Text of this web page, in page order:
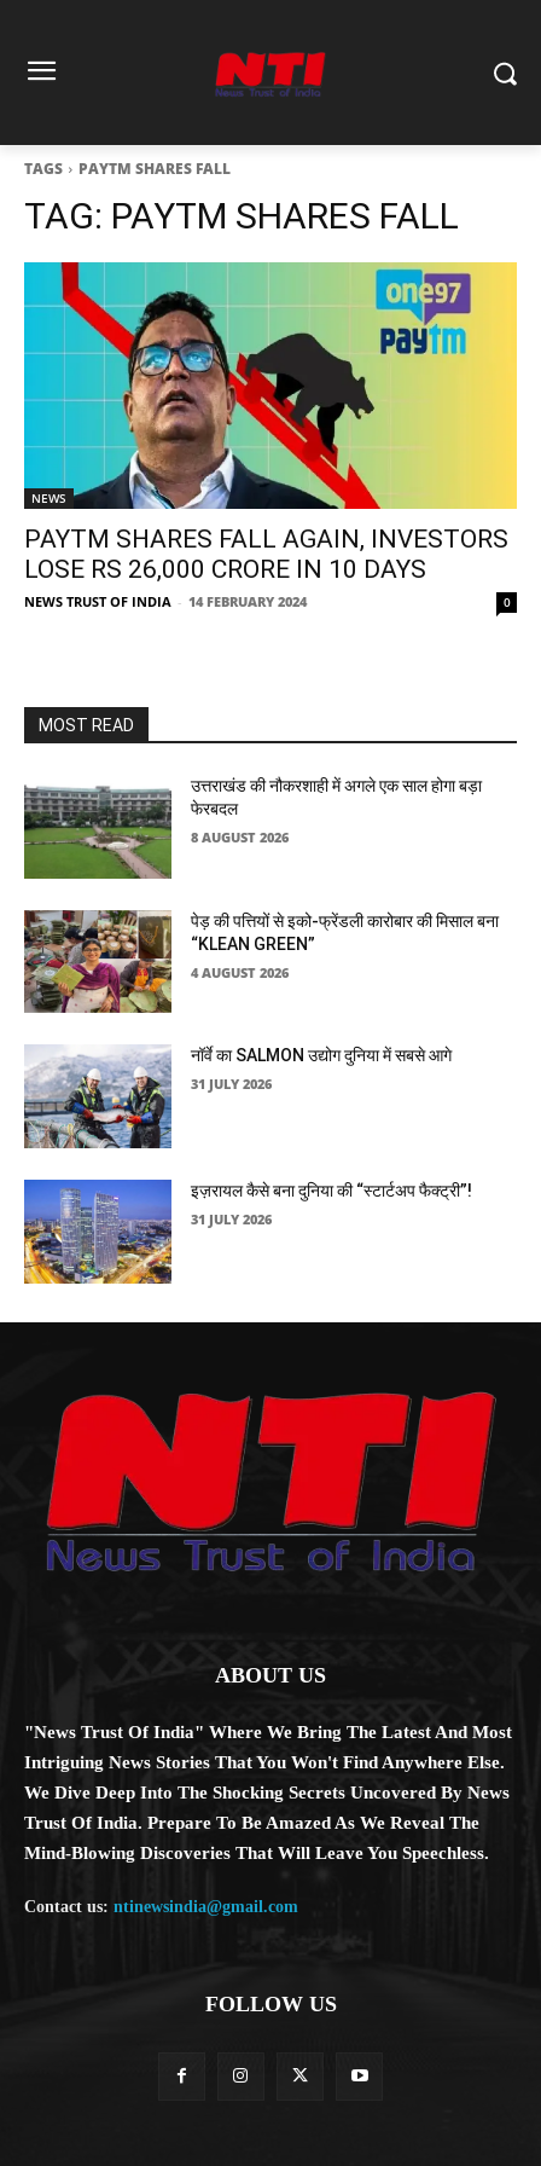
TAGS PAYTM SHARES FALL
TAG: PAYTM SHARES FALL
NEWS
PAYTM SHARES FALL AGAIN, INVESTORS
LOSE RS 26,000 CRORE IN 10 DAYS
NEWS TRUST OF INDIA - 14 FEBRUARY 2024 0
MOST READ
उत्तराखंड की नौकरशाही में अगले एक साल होगा बड़ा
फेरबदल
8 AUGUST 2026
पेड़ की पत्तियों से इको-फ्रेंडली कारोबार की मिसाल बना
“KLEAN GREEN”
4 AUGUST 2026
नॉर्वे का SALMON उद्योग दुनिया में सबसे आगे
31 JULY 2026
इज़रायल कैसे बना दुनिया की “स्टार्टअप फैक्ट्री”!
31 JULY 2026
ABOUT US
"News Trust Of India" Where We Bring The Latest And Most
Intriguing News Stories That You Won't Find Anywhere Else.
We Dive Deep Into The Shocking Secrets Uncovered By News
Trust Of India. Prepare To Be Amazed As We Reveal The
Mind-Blowing Discoveries That Will Leave You Speechless.
Contact us: ntinewsindia@gmail.com
FOLLOW US